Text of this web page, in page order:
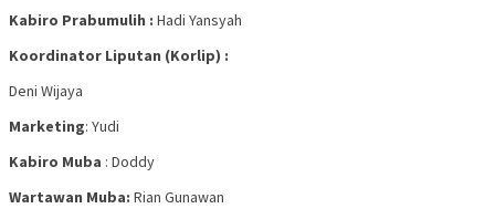
Kabiro Prabumulih : Hadi Yansyah
Koordinator Liputan (Korlip) :
Deni Wijaya
Marketing: Yudi
Kabiro Muba : Doddy
Wartawan Muba: Rian Gunawan